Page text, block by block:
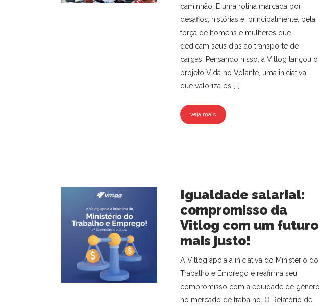
caminhão. É uma rotina marcada por
desafios, histórias e, principalmente, pela
força de homens e mulheres que
dedicam seus dias ao transporte de
cargas. Pensando nisso, a Vitlog lançou o
projeto Vida no Volante, uma iniciativa
que valoriza os […]
veja mais
Igualdade salarial:
compromisso da
Vitlog com um futuro
mais justo!
A Vitlog apoia a iniciativa do Ministério do
Trabalho e Emprego e reafirma seu
compromisso com a equidade de gênero
no mercado de trabalho. O Relatório de